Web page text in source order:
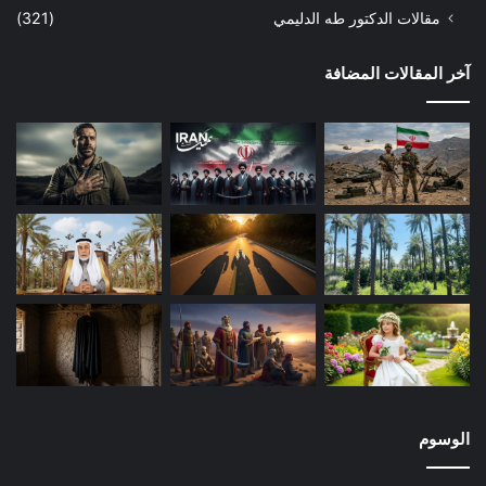
نائب الأمين العام للهيئة يدافع عن جيش المهدي…!!!
عجبت أشد العجب وأنا أستمع إلى الشيخ وهو ينكر على الحكومة ما
فعلته بجيش المهدي، ويصف الفعل بأنه لا يفعله أحد من المسلمين!
هو وقياداته (…) بين عشية وضحاها، وأوذي إيذاءً لا يقبل به مسلم
على مستوى من هم لم تتلوث أيديهم بدماء العراقيين”. لا يخفى على
القارئ – خصوصاً من يسمع التسجيل – ما في العبارة من إبهام وتردد
وضعف صياغة، تعبر عن اضطراب داخلي. فالمتكلم يريد أن يمسك
بالعصا من الوسط: فلا هو يريد أن يتهم جيش المهدي وقيادته العليا
اتهاماً واضحاً؛ حتى لا يخسره، ولا هو يقوى على تبرئته حتى لا يخسر
الآخرين. والحقيقة أنه خسر الجميع. فالقوم لا يرضون بالحلول
الوسط، حتى يتبع ملتهم كاملة غير منقوصة. والآخرون لا يرضون بهذه
الضبابية في الموقف مع مجرمين كجيش المهدي، بل لا يتوقعون من
شيخ معمم أن تنزل به (السياسة) إلى هذه الدرجة فيبرئ مقتدى
على الخصوص ومساجدهم وأمنهم وخبزهم، ويلصق كل تلك الجرائم
بحفنة من المحسوبين على التيار! إن هذه الجرائم يتحملها – أول من
مقالات الدكتور طه الدليمي
(321)
آخر المقالات المضافة
الوسوم